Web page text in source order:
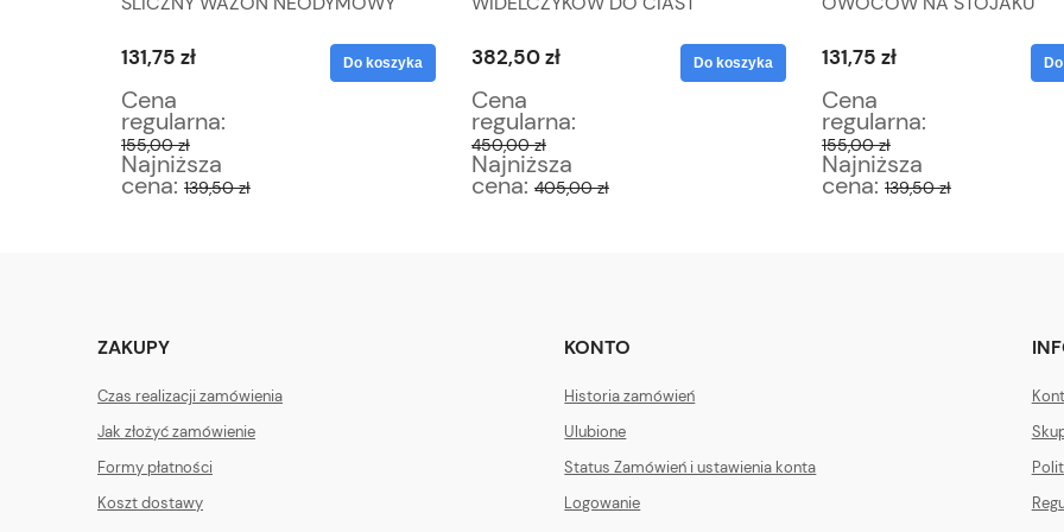
131,75 zł
Cena
regularna:
155,00 zł
Najniższa
cena: 139,50 zł
Do koszyka 382,50 zł
Cena
regularna:
450,00 zł
Najniższa
cena: 405,00 zł
Do koszyka 131,75 zł
Cena
regularna:
155,00 zł
Najniższa
cena: 139,50 zł
ZAKUPY
Czas realizacji zamówienia
Jak złożyć zamówienie
Formy płatności
Koszt dostawy
KONTO
Historia zamówień
Ulubione
Status Zamówień i ustawienia konta
Logowanie